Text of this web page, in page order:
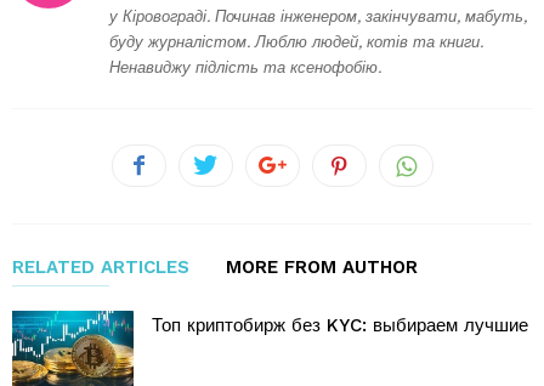
у Кіровограді. Починав інженером, закінчувати, мабуть,
буду журналістом. Люблю людей, котів та книги.
Ненавиджу підлість та ксенофобію.
RELATED ARTICLES MORE FROM AUTHOR
Топ криптобирж без KYC: выбираем лучшие